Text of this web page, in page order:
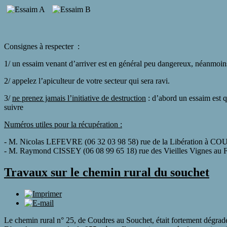
Consignes à respecter :
1/ un essaim venant d’arriver est en général peu dangereux,
2/ appelez l’apiculteur de votre secteur qui sera ravi.
3/ne prenez jamais l’initiative de destruction : d’abord un essaim est
suivre
Numéros utiles pour la récupération :
- M. Nicolas LEFEVRE (06 32 03 98 58) rue de la Libération à
- M. Raymond CISSEY (06 08 99 65 18) rue des Vieilles Vignes au
Travaux sur le chemin rural du souchet
Le chemin rural n° 25, de Coudres au Souchet, était fortement